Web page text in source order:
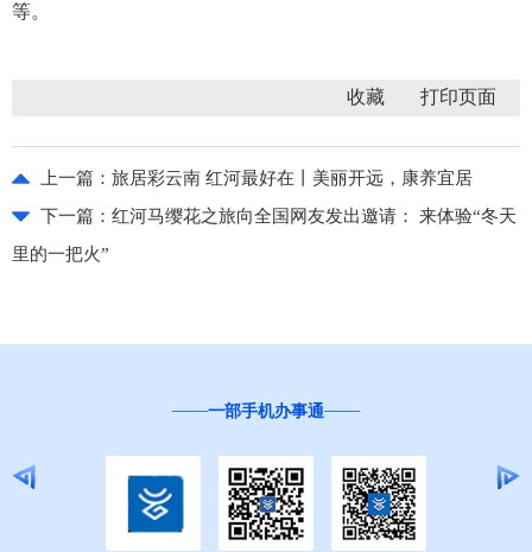
等。
收藏
上一篇： 旅居彩云南 红河最好在丨美丽开远，康养宜居
下一篇： 红河马缨花之旅向全国网友发出邀请： 来体验“冬天
里的一把火”
“互联网+督查”